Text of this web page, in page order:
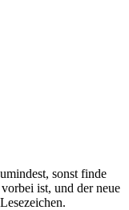
sonst finde
ist, und der neue